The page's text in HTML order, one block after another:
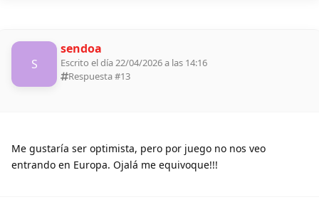
S
sendoa
Escrito el día 22/04/2026 a las 14:16
Respuesta #13
Me gustaría ser optimista, pero por juego no nos veo
entrando en Europa. Ojalá me equivoque!!!